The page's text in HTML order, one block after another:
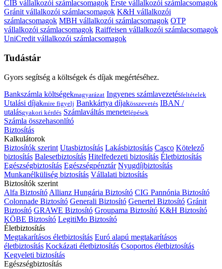
CIB vállalkozói számlacsomagok Erste vállalkozói számlacsomagok
Gránit vállalkozói számlacsomagok K&H vállalkozói
számlacsomagok MBH vállalkozói számlacsomagok OTP
vállalkozói számlacsomagok Raiffeisen vállalkozói számlacsomagok
UniCredit vállalkozói számlacsomagok
Tudástár
Gyors segítség a költségek és díjak megértéséhez.
Bankszámla költségekmagyarázat Ingyenes számlavezetésfeltételek
Utalási díjakmire figyelj Bankkártya díjakösszevetés IBAN /
utalásgyakori kérdés Számlaváltás menetelépések
Számla összehasonlító
Biztosítás
Kalkulátorok
Biztosítók szerint Utasbiztosítás Lakásbiztosítás Casco Kötelező
biztosítás Balesetbiztosítás Hitelfedezeti biztosítás Életbiztosítás
Egészségbiztosítás Egészségpénztár Nyugdíjbiztosítás
Munkanélküliség biztosítás Vállalati biztosítás
Biztosítók szerint
Alfa Biztosító Allianz Hungária Biztosító CIG Pannónia Biztosító
Colonnade Biztosító Generali Biztosító Genertel Biztosító Gránit
Biztosító GRAWE Biztosító Groupama Biztosító K&H Biztosító
KÖBE Biztosító LegitiMo Biztosító
Életbiztosítás
Megtakarításos életbiztosítás Euró alapú megtakarításos
életbiztosítás Kockázati életbiztosítás Csoportos életbiztosítás
Kegyeleti biztosítás
Egészségbiztosítás